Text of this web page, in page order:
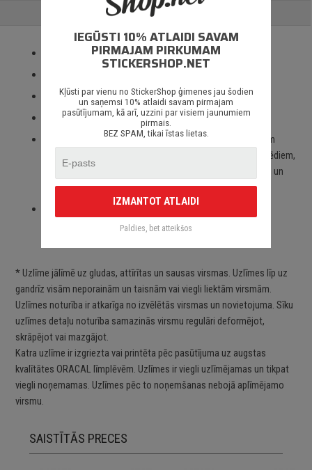
ATSAUKSMES
Izmantotas tikai augstas kvalitātes ORACAL līmplēves;
3 – 5 gadu līmplēves noturība *;
Spēcīgs līmes slānis;
Paredzēts priekš auto stikliem, virsbūves daļām, krāsotām
virsmām, portatīvajiem/stacionārajiem datoriem, velosipēdiem,
motocikliem un motorolleriem, kā arī visām citām gludām un
neporainām virsmām;
Piegāde Latvijā un citviet pasaulē bez jebkādiem
* Uzlīme jālīmē uz gludas, attīrītas un sausas virsmas. Uzlīmes līp uz
gandrīz visām neporainām un taisnām vai viegli liektām virsmām.
Uzlīmes noturība ir atkarīga no izvēlētās virsmas un novietojuma. Sīku
uzlīmes detaļu noturība samazinās virsmu regulāri deformējot,
skrāpējot vai mazgājot.
Katra uzlīme ir izgriezta vai printēta pēc pasūtījuma uz augstas
kvalītātes ORACAL līmplēvēm. Uzlīmes ir viegli uzlīmējamas un tikpat
viegli noņemamas. Uzlīmes pēc to noņemšanas nebojā aplīmējamo
virsmu.
SAISTĪTĀS PRECES
IEGŪSTI 10% ATLAIDI SAVAM
PIRMAJAM PIRKUMAM
STICKERSHOP.NET
Kļūsti par vienu no StickerShop ģimenes jau šodien
un saņemsi 10% atlaidi savam pirmajam
pasūtījumam, kā arī, uzzini par visiem jaunumiem
pirmais.
BEZ SPAM, tikai īstas lietas.
IZMANTOT ATLAIDI
Paldies, bet atteikšos